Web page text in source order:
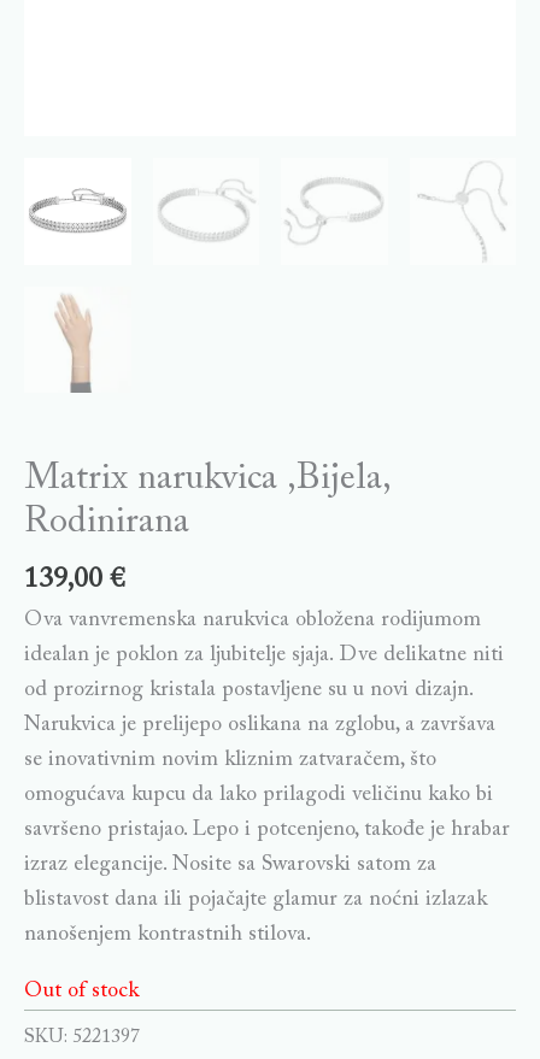
Matrix narukvica ,Bijela,
Rodinirana
139,00 €
Ova vanvremenska narukvica obložena rodijumom
idealan je poklon za ljubitelje sjaja. Dve delikatne niti
od prozirnog kristala postavljene su u novi dizajn.
Narukvica je prelijepo oslikana na zglobu, a završava
se inovativnim novim kliznim zatvaračem, što
omogućava kupcu da lako prilagodi veličinu kako bi
savršeno pristajao. Lepo i potcenjeno, takođe je hrabar
izraz elegancije. Nosite sa Swarovski satom za
blistavost dana ili pojačajte glamur za noćni izlazak
nanošenjem kontrastnih stilova.
Out of stock
SKU: 5221397